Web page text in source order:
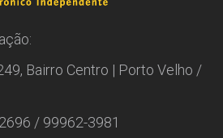
Bairro Centro | Porto Velho /
/ 99962-3981